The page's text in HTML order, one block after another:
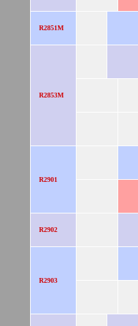
R2851M
R2853M
R2901
R2902
R2903